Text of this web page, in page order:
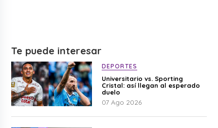
Te puede interesar
DEPORTES
Universitario vs. Sporting
Cristal: así llegan al esperado
duelo
07 Ago 2026